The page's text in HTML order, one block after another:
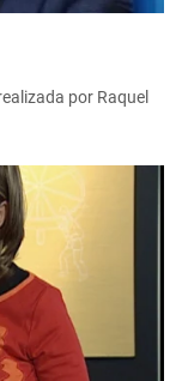
por Raquel